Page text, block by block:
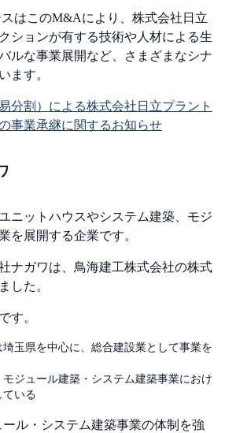
はこのM&Aにより、株式会社日立
ションが有する技術や人材による生
ルな事業展開など、さまざまなシナ
ます。
分割）による株式会社日立プラント
事業承継に関するお知らせ
ニットハウスやシステム建築、モジ
を展開する企業です。
ナガワは、鳥海建工株式会社の株式
した。
す。
玉県を中心に、総合建設業として事業を
ジュール建築・システム建築事業におけ
ている
ル・システム建築事業の体制を強